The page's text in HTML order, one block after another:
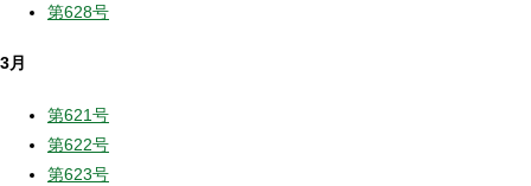
第628号
3月
第621号
第622号
第623号